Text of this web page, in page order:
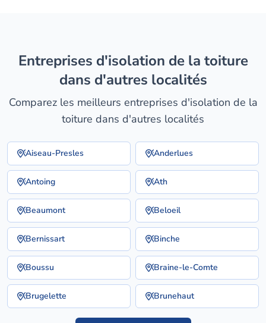
entreprises d'isolation de la toiture
dans d'autres localités
Comparez les meilleurs entreprises d'isolation de la
toiture dans d'autres localités
Aiseau-Presles Anderlues
Antoing Ath
Beaumont Beloeil
Bernissart Binche
Boussu Braine-le-Comte
Brugelette Brunehaut